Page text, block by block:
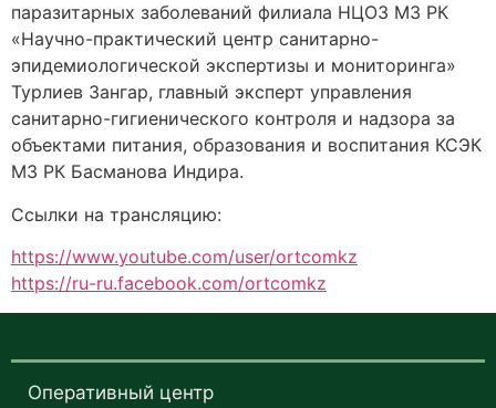
паразитарных заболеваний филиала НЦОЗ МЗ РК
«Научно-практический центр санитарно-
эпидемиологической экспертизы и мониторинга»
Турлиев Зангар, главный эксперт управления
санитарно-гигиенического контроля и надзора за
объектами питания, образования и воспитания КСЭК
МЗ РК Басманова Индира.
Ссылки на трансляцию:
https://www.youtube.com/user/ortcomkz
https://ru-ru.facebook.com/ortcomkz
Оперативный центр